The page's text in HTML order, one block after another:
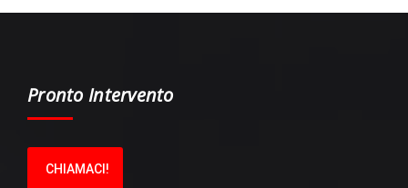
Pronto Intervento
CHIAMACI!